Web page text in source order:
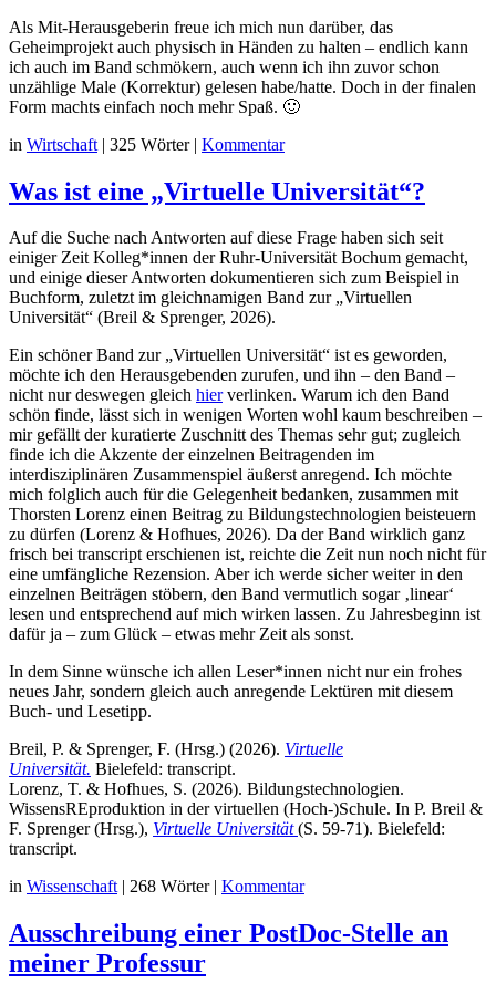
Als Mit-Herausgeberin freue ich mich nun darüber, das
Geheimprojekt auch physisch in Händen zu halten – endlich kann
ich auch im Band schmökern, auch wenn ich ihn zuvor schon
unzählige Male (Korrektur) gelesen habe/hatte. Doch in der finalen
Form machts einfach noch mehr Spaß. 🙂
in Wirtschaft | 325 Wörter | Kommentar
Was ist eine „Virtuelle Universität“?
Auf die Suche nach Antworten auf diese Frage haben sich seit
einiger Zeit Kolleg*innen der Ruhr-Universität Bochum gemacht,
und einige dieser Antworten dokumentieren sich zum Beispiel in
Buchform, zuletzt im gleichnamigen Band zur „Virtuellen
Universität“ (Breil & Sprenger, 2026).
Ein schöner Band zur „Virtuellen Universität“ ist es geworden,
möchte ich den Herausgebenden zurufen, und ihn – den Band –
nicht nur deswegen gleich hierverlinken. Warum ich den Band
schön finde, lässt sich in wenigen Worten wohl kaum beschreiben –
mir gefällt der kuratierte Zuschnitt des Themas sehr gut; zugleich
finde ich die Akzente der einzelnen Beitragenden im
interdisziplinären Zusammenspiel äußerst anregend. Ich möchte
mich folglich auch für die Gelegenheit bedanken, zusammen mit
Thorsten Lorenz einen Beitrag zu Bildungstechnologien beisteuern
zu dürfen (Lorenz & Hofhues, 2026). Da der Band wirklich ganz
frisch bei transcript erschienen ist, reichte die Zeit nun noch nicht für
eine umfängliche Rezension. Aber ich werde sicher weiter in den
einzelnen Beiträgen stöbern, den Band vermutlich sogar ‚linear‘
lesen und entsprechend auf mich wirken lassen. Zu Jahresbeginn ist
dafür ja – zum Glück – etwas mehr Zeit als sonst.
In dem Sinne wünsche ich allen Leser*innen nicht nur ein frohes
neues Jahr, sondern gleich auch anregende Lektüren mit diesem
Buch- und Lesetipp.
Breil, P. & Sprenger, F. (Hrsg.) (2026). Virtuelle
Universität. Bielefeld: transcript.
Lorenz, T. & Hofhues, S. (2026). Bildungstechnologien.
WissensREproduktion in der virtuellen (Hoch-)Schule. In P. Breil &
F. Sprenger (Hrsg.), Virtuelle Universität (S. 59-71). Bielefeld:
transcript.
in Wissenschaft | 268 Wörter | Kommentar
Ausschreibung einer PostDoc-Stelle an
meiner Professur